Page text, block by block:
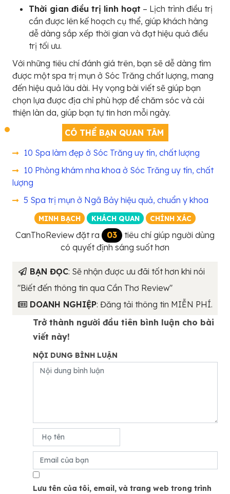
Thời gian điều trị linh hoạt – Lịch trình điều trị
cần được lên kế hoạch cụ thể, giúp khách hàng
dễ dàng sắp xếp thời gian và đạt hiệu quả điều
trị tối ưu.
Với những tiêu chí đánh giá trên, bạn sẽ dễ dàng tìm
được một spa trị mụn ở Sóc Trăng chất lượng, mang
đến hiệu quả lâu dài. Hy vọng bài viết sẽ giúp bạn
chọn lựa được địa chỉ phù hợp để chăm sóc và cải
thiện làn da, giúp bạn tự tin hơn mỗi ngày.
CÓ THỂ BẠN QUAN TÂM
10 Spa làm đẹp ở Sóc Trăng uy tín, chất lượng
10 Phòng khám nha khoa ở Sóc Trăng uy tín, chất
lượng
5 Spa trị mụn ở Ngã Bảy hiệu quả, chuẩn y khoa
MINH BẠCH KHÁCH QUAN CHÍNH XÁC
CanThoReview đặt ra 03 tiêu chí giúp người dùng
có quyết định sáng suốt hơn
BẠN ĐỌC: Sẽ nhận được ưu đãi tốt hơn khi nói
"Biết đến thông tin qua Cần Thơ Review"
DOANH NGHIỆP: Đăng tải thông tin MIỄN PHÍ.
Trở thành người đầu tiên bình luận cho bài
viết này!
NỘI DUNG BÌNH LUẬN
Lưu tên của tôi, email, và trang web trong trình